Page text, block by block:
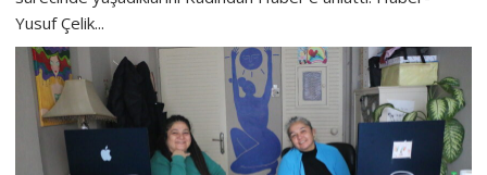
Yusuf Çelik...